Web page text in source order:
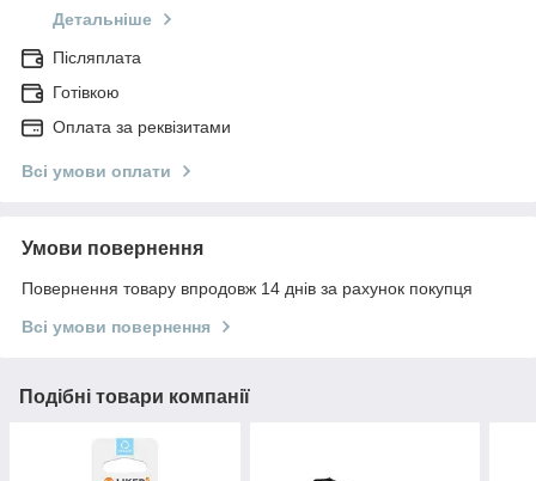
Детальніше
Післяплата
Готівкою
Оплата за реквізитами
Всі умови оплати
Умови повернення
Повернення товару впродовж 14 днів за рахунок покупця
Всі умови повернення
Подібні товари компанії